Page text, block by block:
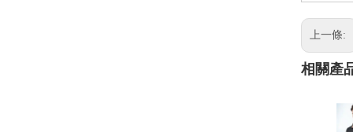
上一條:
相關產